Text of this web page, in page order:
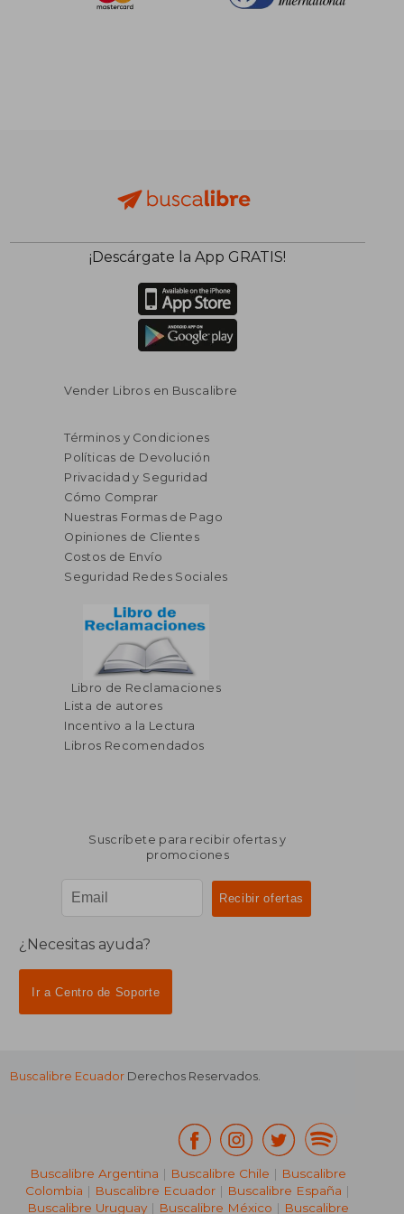
dcto. $ 18.85
¡Descárgate la App GRATIS!
Vender Libros en Buscalibre
Términos y Condiciones
Políticas de Devolución
Privacidad y Seguridad
Cómo Comprar
Nuestras Formas de Pago
Opiniones de Clientes
Costos de Envío
Seguridad Redes Sociales
Libro de Reclamaciones
Lista de autores
Incentivo a la Lectura
Libros Recomendados
Suscríbete para recibir ofertas y
promociones
¿Necesitas ayuda?
Ir a Centro de Soporte
Buscalibre Ecuador Derechos Reservados.
Buscalibre Argentina | Buscalibre Chile | Buscalibre
Colombia | Buscalibre Ecuador | Buscalibre España |
Buscalibre Uruguay| Buscalibre México | Buscalibre